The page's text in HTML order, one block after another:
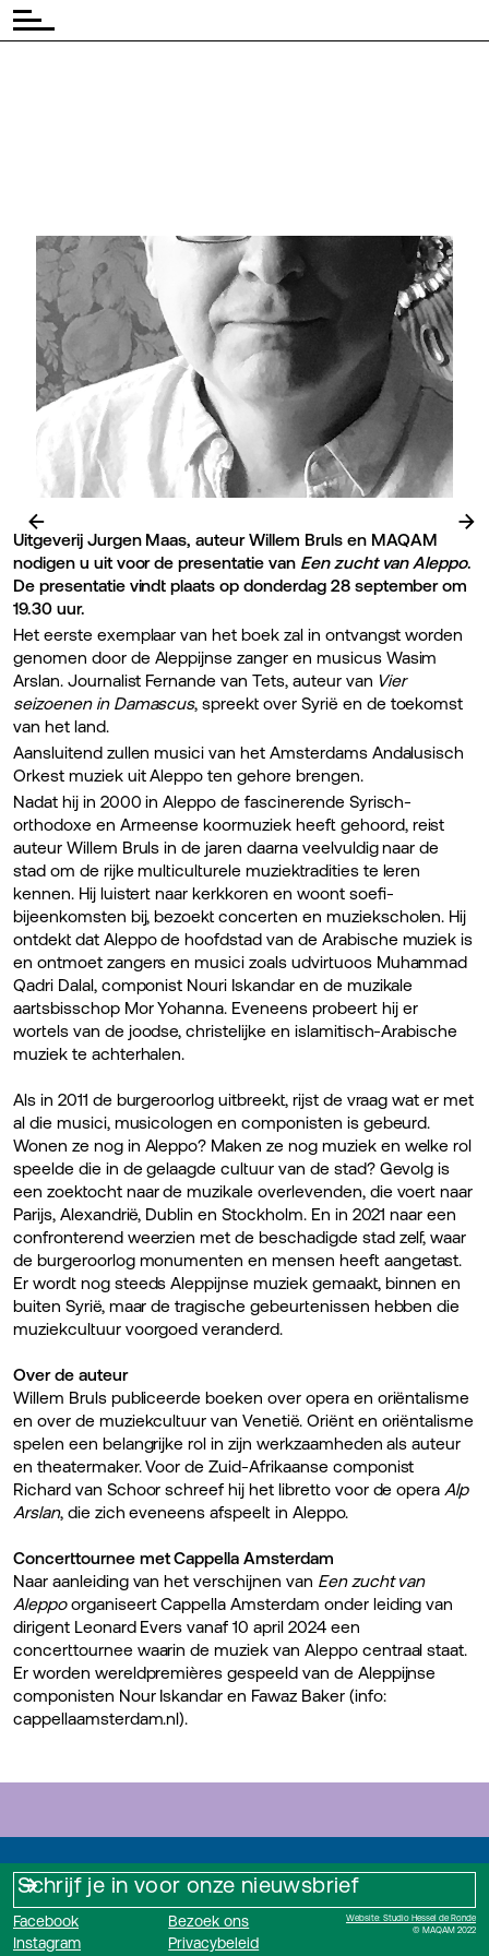
← →
Uitgeverij Jurgen Maas, auteur Willem Bruls en MAQAM
nodigen u uit voor de presentatie van Een zucht van Aleppo.
De presentatie vindt plaats op donderdag 28 september om
19.30 uur.
Het eerste exemplaar van het boek zal in ontvangst worden
genomen door de Aleppijnse zanger en musicus Wasim
Arslan. Journalist Fernande van Tets, auteur van Vier
seizoenen in Damascus, spreekt over Syrië en de toekomst
van het land.
Aansluitend zullen musici van het Amsterdams Andalusisch
Orkest muziek uit Aleppo ten gehore brengen.
Nadat hij in 2000 in Aleppo de fascinerende Syrisch-
orthodoxe en Armeense koormuziek heeft gehoord, reist
auteur Willem Bruls in de jaren daarna veelvuldig naar de
stad om de rijke multiculturele muziektradities te leren
kennen. Hij luistert naar kerkkoren en woont soefi-
bijeenkomsten bij, bezoekt concerten en muziekscholen. Hij
ontdekt dat Aleppo de hoofdstad van de Arabische muziek is
en ontmoet zangers en musici zoals udvirtuoos Muhammad
Qadri Dalal, componist Nouri Iskandar en de muzikale
aartsbisschop Mor Yohanna. Eveneens probeert hij er
wortels van de joodse, christelijke en islamitisch-Arabische
muziek te achterhalen.
Als in 2011 de burgeroorlog uitbreekt, rijst de vraag wat er met
al die musici, musicologen en componisten is gebeurd.
Wonen ze nog in Aleppo? Maken ze nog muziek en welke rol
speelde die in de gelaagde cultuur van de stad? Gevolg is
een zoektocht naar de muzikale overlevenden, die voert naar
Parijs, Alexandrië, Dublin en Stockholm. En in 2021 naar een
confronterend weerzien met de beschadigde stad zelf, waar
de burgeroorlog monumenten en mensen heeft aangetast.
Er wordt nog steeds Aleppijnse muziek gemaakt, binnen en
buiten Syrië, maar de tragische gebeurtenissen hebben die
muziekcultuur voorgoed veranderd.
Over de auteur
Willem Bruls publiceerde boeken over opera en oriëntalisme
en over de muziekcultuur van Venetië. Oriënt en oriëntalisme
spelen een belangrijke rol in zijn werkzaamheden als auteur
en theatermaker. Voor de Zuid-Afrikaanse componist
Richard van Schoor schreef hij het libretto voor de opera Alp
Arslan, die zich eveneens afspeelt in Aleppo.
Concerttournee met Cappella Amsterdam
Naar aanleiding van het verschijnen van Een zucht van
Aleppoorganiseert Cappella Amsterdam onder leiding van
dirigent Leonard Evers vanaf 10 april 2024 een
concerttournee waarin de muziek van Aleppo centraal staat.
Er worden wereldpremières gespeeld van de Aleppijnse
componisten Nour Iskandar en Fawaz Baker (info:
cappellaamsterdam.nl).
Privacybeleid
Bezoek ons
Facebook
Instagram
Website: Studio Hessel de Ronde
© MAQAM 2022